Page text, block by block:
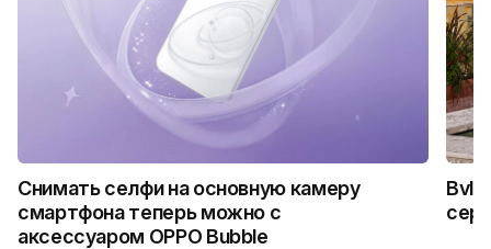
Снимать селфи на основную камеру
смартфона теперь можно с
аксессуаром OPPO Bubble